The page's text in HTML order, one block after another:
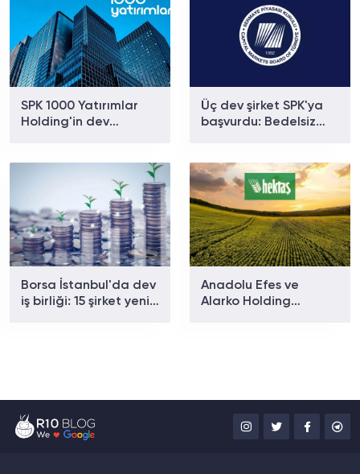
SPK 1000 Yatırımlar
Holding'in dev
Üç dev şirket SPK'ya
başvurdu: Bedelsiz
Borsa İstanbul'da dev
iş birliği: 15 şirket yeni
Anadolu Efes ve
Alarko Holding